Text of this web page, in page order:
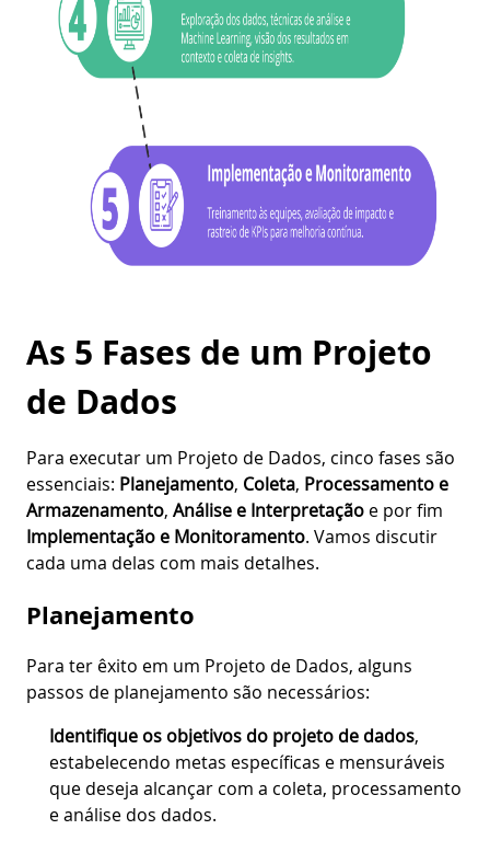
As 5 Fases de um Projeto
de Dados
Para executar um Projeto de Dados, cinco fases são
essenciais: Planejamento, Coleta, Processamento e
Armazenamento, Análise e Interpretação e por fim
Implementação e Monitoramento. Vamos discutir
cada uma delas com mais detalhes.
Planejamento
Para ter êxito em um Projeto de Dados, alguns
passos de planejamento são necessários:
Identifique os objetivos do projeto de dados,
estabelecendo metas específicas e mensuráveis
que deseja alcançar com a coleta, processamento
e análise dos dados.